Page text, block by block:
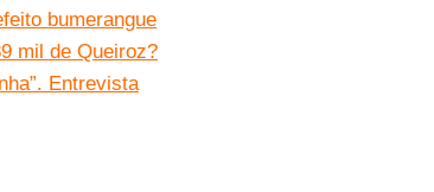
bumerangue
mil de Queiroz?
Entrevista